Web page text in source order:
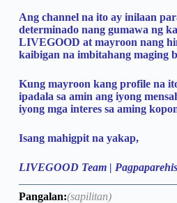
Ang channel na ito ay inilaan
determinado nang gumawa ng
LIVEGOOD at mayroon nang
kaibigan na imbitahang maging
Kung mayroon kang profile na
ipadala sa amin ang iyong
iyong mga interes sa aming
Isang mahigpit na yakap,
LIVEGOOD Team |
Pangalan:(sapilitan)